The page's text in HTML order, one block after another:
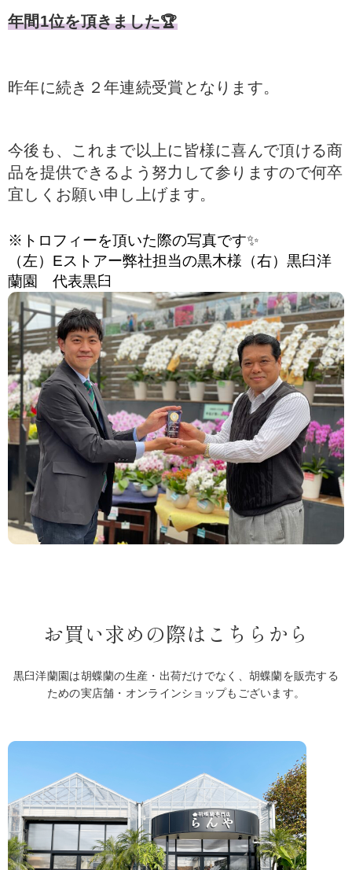
年間1位を頂きました🏆
昨年に続き２年連続受賞となります。
今後も、これまで以上に皆様に喜んで頂ける商
品を提供できるよう努力して参りますので何卒
宜しくお願い申し上げます。
※トロフィーを頂いた際の写真です✨
（左）Eストアー弊社担当の黒木様（右）黒臼洋
蘭園 代表黒臼
お買い求めの際はこちらから
黒臼洋蘭園は胡蝶蘭の生産・出荷だけでなく、胡蝶蘭を販売する
ための実店舗・オンラインショップもございます。